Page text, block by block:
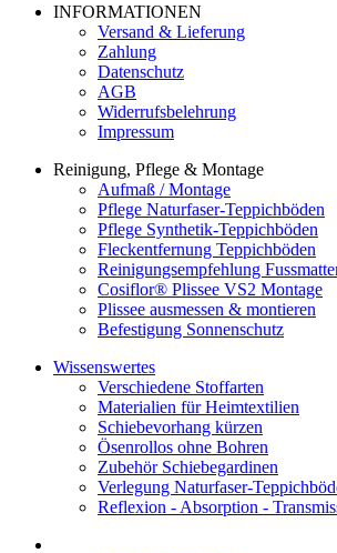
INFORMATIONEN
Versand & Lieferung
Zahlung
Datenschutz
AGB
Widerrufsbelehrung
Impressum
Reinigung, Pflege & Montage
Aufmaß / Montage
Pflege Naturfaser-Teppichböden
Pflege Synthetik-Teppichböden
Fleckentfernung Teppichböden
Reinigungsempfehlung
Cosiflor® Plissee VS2 Montage
Plissee ausmessen & montieren
Befestigung Sonnenschutz
Wissenswertes
Verschiedene Stoffarten
Materialien für Heimtextilien
Schiebevorhang kürzen
Ösenrollos ohne Bohren
Zubehör Schiebegardinen
Verlegung Naturfaser-
Reflexion - Absorption -